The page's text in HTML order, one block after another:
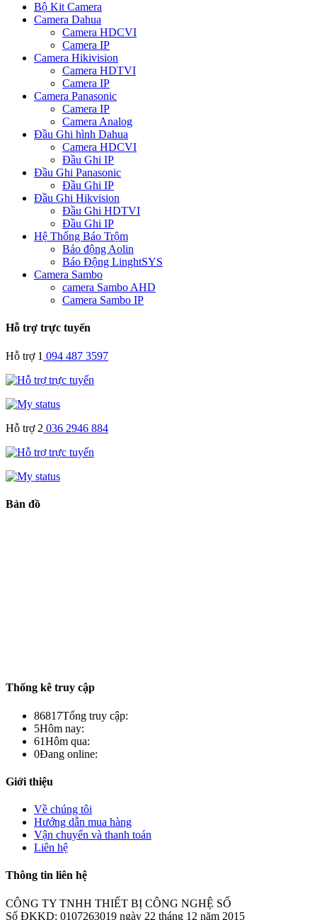
Bộ Kit Camera
Camera Dahua
Camera HDCVI
Camera IP
Camera Hikivision
Camera HDTVI
Camera IP
Camera Panasonic
Camera IP
Camera Analog
Đầu Ghi hình Dahua
Camera HDCVI
Đầu Ghi IP
Đầu Ghi Panasonic
Đầu Ghi IP
Đầu Ghi Hikvision
Đầu Ghi HDTVI
Đầu Ghi IP
Hệ Thống Báo Trộm
Báo động Aolin
Báo Động LinghtSYS
Camera Sambo
camera Sambo AHD
Camera Sambo IP
Hỗ trợ trực tuyến
Hỗ trợ 1 094 487 3597
Hỗ trợ 2 036 2946 884
Bản đồ
Thống kê truy cập
86817Tổng truy cập:
5Hôm nay:
61Hôm qua:
0Đang online:
Giới thiệu
Về chúng tôi
Hướng dẫn mua hàng
Vận chuyển và thanh toán
Liên hệ
Thông tin liên hệ
CÔNG TY TNHH THIẾT BỊ CÔNG NGHỆ SỐ
Số ĐKKD: 0107263019 ngày 22 tháng 12 năm 2015